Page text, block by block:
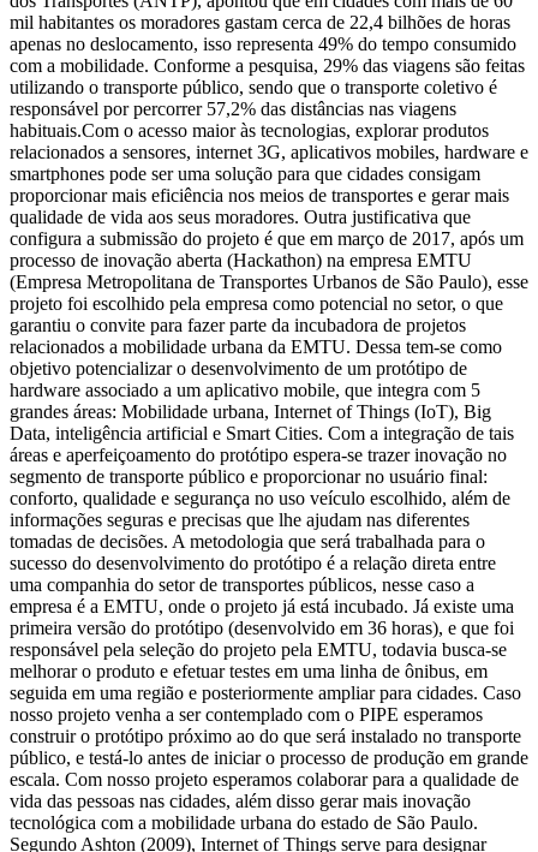
mil habitantes os moradores gastam cerca de 22,4 bilhões de horas
apenas no deslocamento, isso representa 49% do tempo consumido
com a mobilidade. Conforme a pesquisa, 29% das viagens são feitas
utilizando o transporte público, sendo que o transporte coletivo é
responsável por percorrer 57,2% das distâncias nas viagens
habituais.Com o acesso maior às tecnologias, explorar produtos
relacionados a sensores, internet 3G, aplicativos mobiles, hardware e
smartphones pode ser uma solução para que cidades consigam
proporcionar mais eficiência nos meios de transportes e gerar mais
qualidade de vida aos seus moradores. Outra justificativa que
configura a submissão do projeto é que em março de 2017, após um
processo de inovação aberta (Hackathon) na empresa EMTU
(Empresa Metropolitana de Transportes Urbanos de São Paulo), esse
projeto foi escolhido pela empresa como potencial no setor, o que
garantiu o convite para fazer parte da incubadora de projetos
relacionados a mobilidade urbana da EMTU. Dessa tem-se como
objetivo potencializar o desenvolvimento de um protótipo de
hardware associado a um aplicativo mobile, que integra com 5
grandes áreas: Mobilidade urbana, Internet of Things (IoT), Big
Data, inteligência artificial e Smart Cities. Com a integração de tais
áreas e aperfeiçoamento do protótipo espera-se trazer inovação no
segmento de transporte público e proporcionar no usuário final:
conforto, qualidade e segurança no uso veículo escolhido, além de
informações seguras e precisas que lhe ajudam nas diferentes
tomadas de decisões. A metodologia que será trabalhada para o
sucesso do desenvolvimento do protótipo é a relação direta entre
uma companhia do setor de transportes públicos, nesse caso a
empresa é a EMTU, onde o projeto já está incubado. Já existe uma
primeira versão do protótipo (desenvolvido em 36 horas), e que foi
responsável pela seleção do projeto pela EMTU, todavia busca-se
melhorar o produto e efetuar testes em uma linha de ônibus, em
seguida em uma região e posteriormente ampliar para cidades. Caso
nosso projeto venha a ser contemplado com o PIPE esperamos
construir o protótipo próximo ao do que será instalado no transporte
público, e testá-lo antes de iniciar o processo de produção em grande
escala. Com nosso projeto esperamos colaborar para a qualidade de
vida das pessoas nas cidades, além disso gerar mais inovação
tecnológica com a mobilidade urbana do estado de São Paulo.
Segundo Ashton (2009), Internet of Things serve para designar